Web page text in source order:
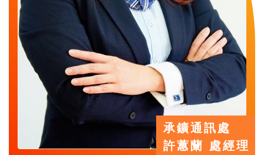
承鑛通訊處
許蕙蘭 處經理